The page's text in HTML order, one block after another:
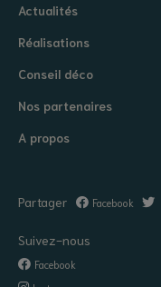
Actualités
Réalisations
Conseil déco
Nos partenaires
A propos
Partager Facebook
Suivez-nous
Facebook